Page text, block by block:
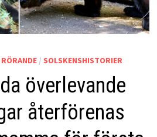
RÖRANDE/ SOLSKENSHISTORIER
överlevande
återförenas